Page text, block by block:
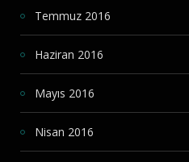
Temmuz 2016
Haziran 2016
Mayıs 2016
Nisan 2016